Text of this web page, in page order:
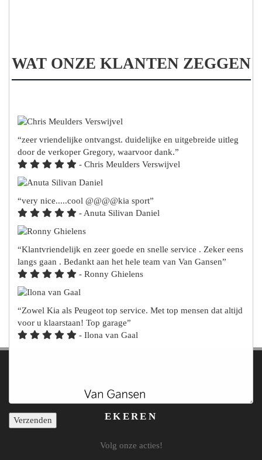
Verzenden
WAT ONZE KLANTEN ZEGGEN
zeer vriendelijke ontvangst. duidelijke en uitgebreide uitleg
door de verkoper Gregory, waarvoor dank.
- Chris Meulders Verswijvel
very nice.....cool @@@@kia sport
- Anuta Silivan Daniel
Klantvriendelijk en zeer goede en snelle service . Zeker eens
langs gaan . Bedankt aan het hele team van Van Gansen
- Ronny Ghielens
Zowel Kia als Peugeot top service. Met top mensen dat altijd
voor u klaarstaan! Top garage
- Ilona van Gaal
EKEREN
Volg onze acties!